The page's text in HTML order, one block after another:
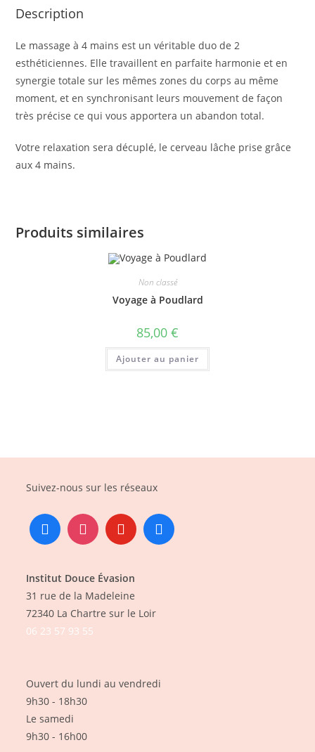
Description
Le massage à 4 mains est un véritable duo de 2
esthéticiennes. Elle travaillent en parfaite harmonie et en
synergie totale sur les mêmes zones du corps au même
moment, et en synchronisant leurs mouvement de façon
très précise ce qui vous apportera un abandon total.
Votre relaxation sera décuplé, le cerveau lâche prise grâce
aux 4 mains.
Produits similaires
Non classé
Voyage à Poudlard
85,00 €
Ajouter au panier
Suivez-nous sur les réseaux
Institut Douce Évasion
31 rue de la Madeleine
72340 La Chartre sur le Loir
06 23 57 93 55
Ouvert du lundi au vendredi
9h30 - 18h30
Le samedi
9h30 - 16h00